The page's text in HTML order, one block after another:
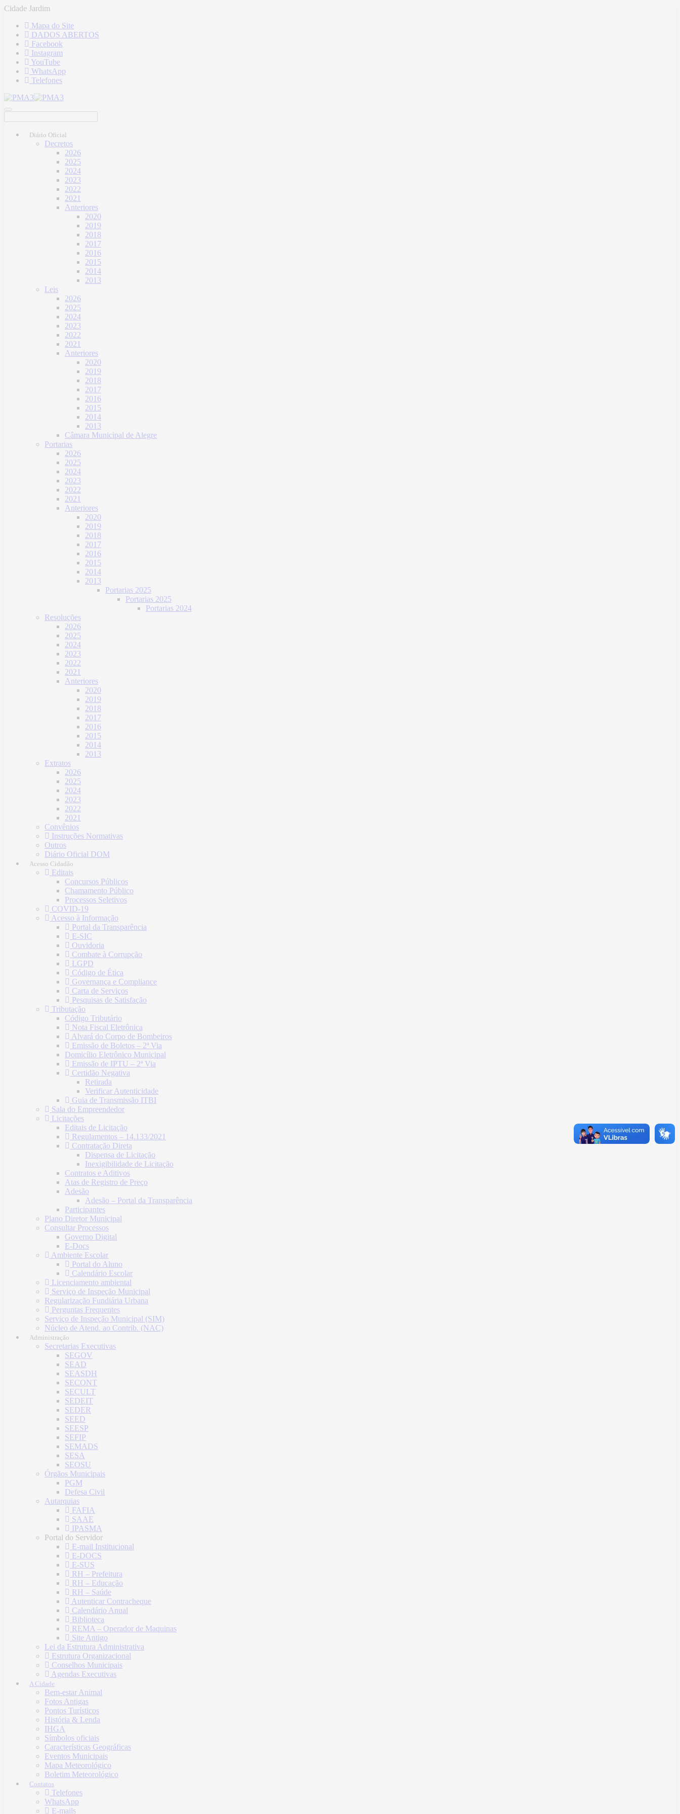
Cidade Jardim
Mapa do Site
DADOS ABERTOS
Facebook
Instagram
YouTube
WhatsApp
Telefones
Diário Oficial
Decretos
2026
2025
2024
2023
2022
2021
Anteriores
2020
2019
2018
2017
2016
2015
2014
2013
Leis
2026
2025
2024
2023
2022
2021
Anteriores
2020
2019
2018
2017
2016
2015
2014
2013
Câmara Municipal de Alegre
Portarias
2026
2025
2024
2023
2022
2021
Anteriores
2020
2019
2018
2017
2016
2015
2014
2013
Portarias 2025
Portarias 2025
Portarias 2024
Resoluções
2026
2025
2024
2023
2022
2021
Anteriores
2020
2019
2018
2017
2016
2015
2014
2013
Extratos
2026
2025
2024
2023
2022
2021
Convênios
Instruções Normativas
Outros
Diário Oficial DOM
Acesso Cidadão
Editais
Concursos Públicos
Chamamento Público
Processos Seletivos
COVID-19
Acesso à Informação
Portal da Transparência
E-SIC
Ouvidoria
Combate à Corrupção
LGPD
Código de Ética
Governança e Compliance
Carta de Serviços
Pesquisas de Satisfação
Tributação
Código Tributário
Nota Fiscal Eletrônica
Alvará do Corpo de Bombeiros
Emissão de Boletos – 2ª Via
Domicílio Eletrônico Municipal
Emissão de IPTU – 2ª Via
Certidão Negativa
Retirada
Verificar Autenticidade
Guia de Transmissão ITBI
Sala do Empreendedor
Licitações
Editais de Licitação
Regulamentos – 14.133/2021
Contratação Direta
Dispensa de Licitação
Inexigibilidade de Licitação
Contratos e Aditivos
Atas de Registro de Preço
Adesão
Adesão – Portal da Transparência
Participantes
Plano Diretor Municipal
Consultar Processos
Governo Digital
E-Docs
Ambiente Escolar
Portal do Aluno
Calendário Escolar
Licenciamento ambiental
Serviço de Inspeção Municipal
Regularização Fundiária Urbana
Perguntas Frequentes
Serviço de Inspeção Municipal (SIM)
Núcleo de Atend. ao Contrib. (NAC)
Administração
Secretarias Executivas
SEGOV
SEAD
SEASDH
SECONT
SECULT
SEDEIT
SEDER
SEED
SEESP
SEFIP
SEMADS
SESA
SEOSU
Órgãos Municipais
PGM
Defesa Civil
Autarquias
FAFIA
SAAE
IPASMA
Portal do Servidor
E-mail Institucional
E-DOCS
E-SUS
RH – Prefeitura
RH – Educação
RH – Saúde
Autenticar Contracheque
Calendário Anual
Biblioteca
REMA – Operador de Maquinas
Site Antigo
Lei da Estrutura Administrativa
Estrutura Organizacional
Conselhos Municipais
Agendas Executivas
A Cidade
Bem-estar Animal
Fotos Antigas
Pontos Turísticos
História & Lenda
IHGA
Símbolos oficiais
Características Geográficas
Eventos Municipais
Mapa Meteorológico
Boletim Meteorológico
Contatos
Telefones
WhatsApp
E-mails